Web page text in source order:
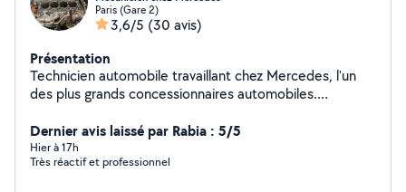
Paris (Gare 2)
3,6/5 (30 avis)
Présentation
Technicien automobile travaillant chez Mercedes, l'un
des plus grands concessionnaires automobiles.
chaîne selon moteur) Turbo Injecteurs Alternateur /
démarreur Amortisseurs / ressorts Disques et
plaquettes de frein Roulements Cardans / soufflets
Dernier avis laissé par Rabia : 5/5
Hier à 17h
Très réactif et professionnel